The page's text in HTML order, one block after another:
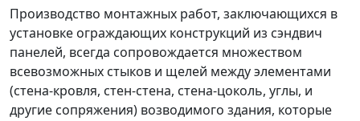
Производство монтажных работ, заключающихся в
установке ограждающих конструкций из сэндвич
панелей, всегда сопровождается множеством
всевозможных стыков и щелей между элементами
(стена-кровля, стен-стена, стена-цоколь, углы, и
другие сопряжения) возводимого здания, которые